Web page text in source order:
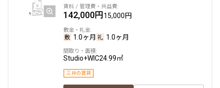
142,000円15,000円
1.0ヶ月 1.0ヶ月
Studio+WIC24.99㎡
三井の賃貸